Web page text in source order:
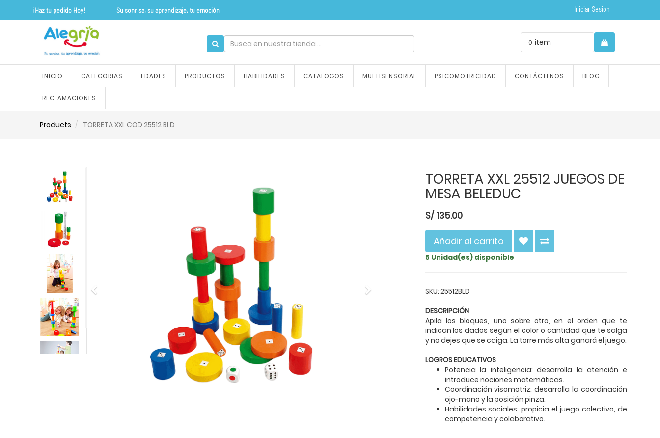
¡Haz tu pedido Hoy! Su sonrisa, su aprendizaje, tu emoción Iniciar Sesión
0 item
INICIO CATEGORIAS EDADES PRODUCTOS HABILIDADES CATALOGOS MULTISENSORIAL PSICOMOTRICIDAD CONTÁCTENOS BLOG
RECLAMACIONES
Products TORRETA XXL COD 25512 BLD
Next
TORRETA XXL 25512 JUEGOS DE
MESA BELEDUC
S/ 135.00
Añadir al carrito
5 Unidad(es) disponible
SKU: 25512BLD
DESCRIPCIÓN
Apila los bloques, uno sobre otro, en el orden que te
indican los dados según el color o cantidad que te salga
y no dejes que se caiga. La torre más alta ganará el juego.
LOGROS EDUCATIVOS
Potencia la inteligencia: desarrolla la atención e
introduce nociones matemáticas.
Coordinación visomotriz: desarrolla la coordinación
ojo-mano y la posición pinza.
Habilidades sociales: propicia el juego colectivo, de
competencia y colaborativo.